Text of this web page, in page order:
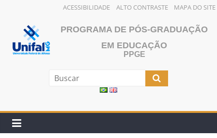
ACESSIBILIDADE ALTO CONTRASTE MAPA DO SITE
conteúdo
PROGRAMA DE PÓS-GRADUAÇÃO
EM EDUCAÇÃO
PPGE